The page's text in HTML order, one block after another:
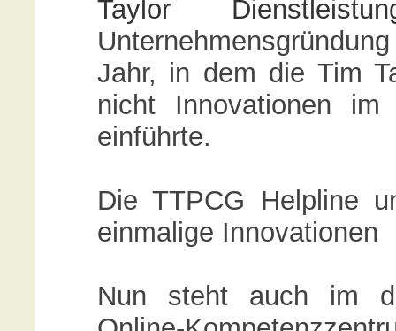
Taylor
Jahr, in dem die Tim
nicht Innovationen im
einführte.
Die TTPCG Helpline
einmalige Innovationen
Nun steht auch im